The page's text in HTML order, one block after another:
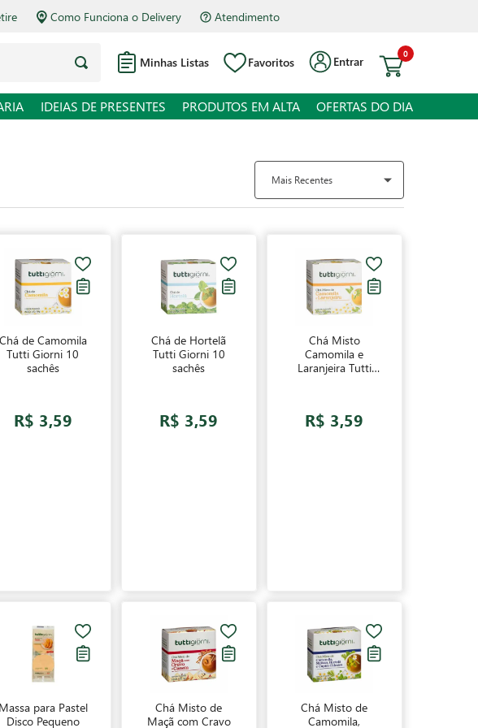
Como Funciona o Delivery Atendimento
Minhas Listas Favoritos Entrar
0
IDEIAS DE PRESENTES PRODUTOS EM ALTA OFERTAS DO DIA
Mais Recentes
Chá de Camomila
Tutti Giorni 10
sachês
R$ 3,59
Chá de Hortelã
Tutti Giorni 10
sachês
R$ 3,59
Chá Misto
Camomila e
Laranjeira Tutti
R$ 3,59
Massa para Pastel
Disco Pequeno
Chá Misto de
Maçã com Cravo
Chá Misto de
Camomila,